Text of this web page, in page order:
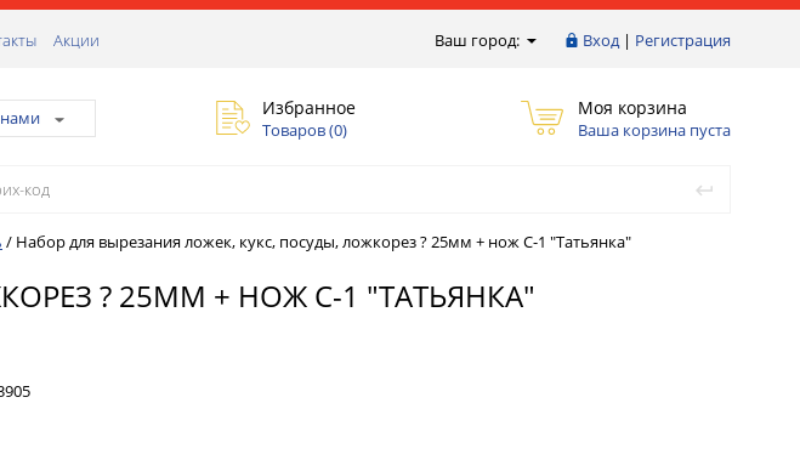
Ваш город: Вход| Регистрация
Акции
Избранное
Товаров (0)
Моя корзина
Ваша корзина пуста
/ Набор для вырезания ложек, кукс, посуды, ложкорез ? 25мм + нож С-1 "Татьянка"
? 25ММ + НОЖ С-1 "ТАТЬЯНКА"